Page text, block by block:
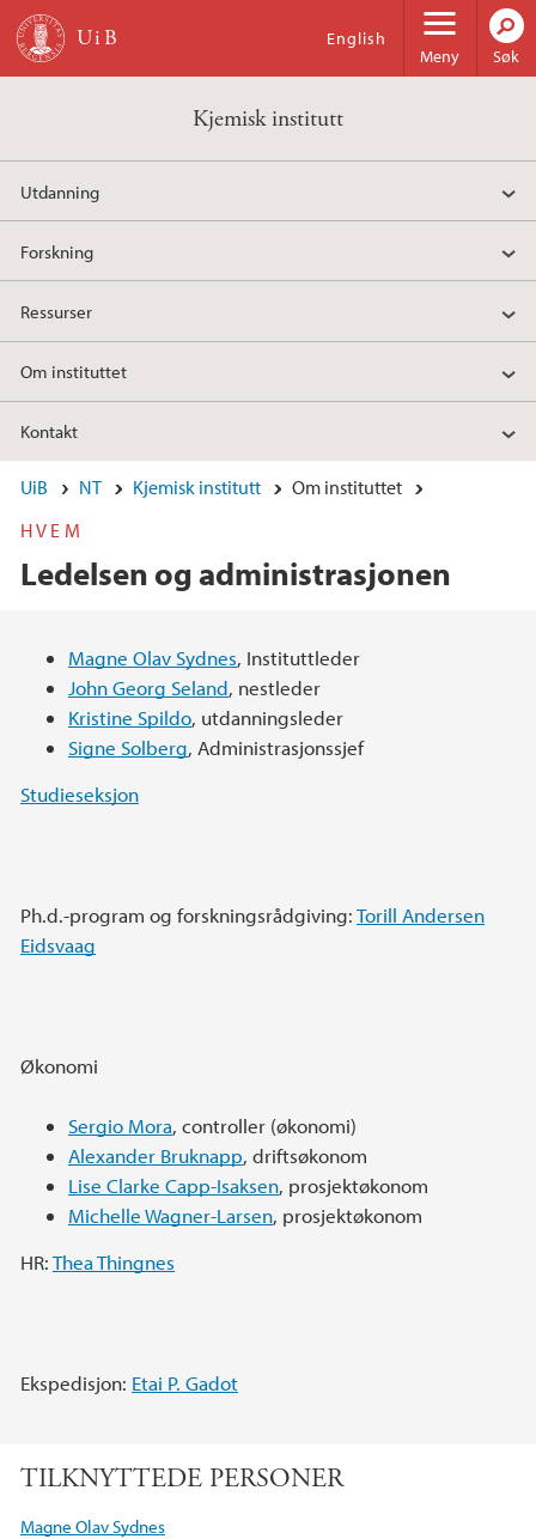
Hopp til hovedinnhold
Meny
English
Søk
Kjemisk institutt
Utdanning
Forskning
Ressurser
Om instituttet
Kontakt
UiB NT Kjemisk institutt
Om instituttet
HVEM
Ledelsen og administrasjonen
Hovedinnhold
Magne Olav Sydnes, Instituttleder
John Georg Seland, nestleder
Kristine Spildo, utdanningsleder
Signe Solberg, Administrasjonssjef
Studieseksjon
Ph.d.-program og forskningsrådgiving:Torill Andersen
Eidsvaag
Økonomi
Sergio Mora, controller (økonomi)
Alexander Bruknapp, driftsøkonom
Lise Clarke Capp-Isaksen, prosjektøkonom
Michelle Wagner-Larsen, prosjektøkonom
HR:Thea Thingnes
Ekspedisjon: Etai P. Gadot
TILKNYTTEDE PERSONER
Magne Olav Sydnes